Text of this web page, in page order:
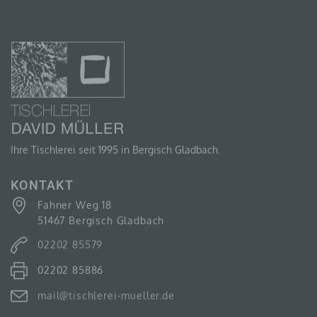
Ihre Tischlerei seit 1995 in Bergisch Gladbach.
KONTAKT
Fahner Weg 18
51467 Bergisch Gladbach
02202 85579
02202 85886
mail@tischlerei-mueller.de
Daten entscheidet. Sind die Zwecke und Mittel dieser
Verarbeitung durch das Unionsrecht oder das Recht
der Mitgliedstaaten vorgegeben, so kann der
Verantwortliche beziehungsweise können die
bestimmten Kriterien seiner Benennung nach dem
Unionsrecht oder dem Recht der Mitgliedstaaten
vorgesehen werden.
Auftragsverarbeiter ist eine natürliche oder juristische
Person, Behörde, Einrichtung oder andere Stelle, die
personenbezogene Daten im Auftrag des
Verantwortlichen verarbeitet.